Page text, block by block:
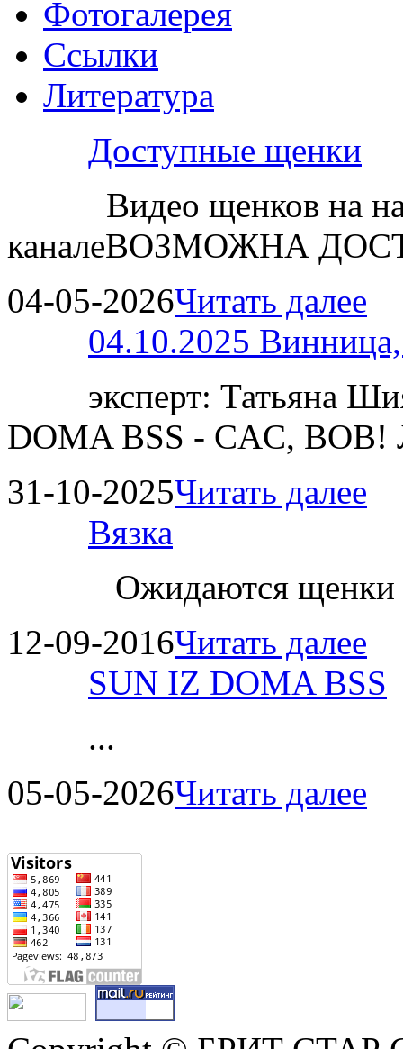
Фотогалерея
Ссылки
Литература
Доступные щенки
Видео щенков на
каналеВОЗМОЖНА
04-05-2026Читать далее
04.10.2025
эксперт: Татьяна
DOMA BSS - CAC,
31-10-2025Читать далее
Вязка
Ожидаются
12-09-2016Читать далее
SUN IZ DOMA BSS
...
05-05-2026Читать далее